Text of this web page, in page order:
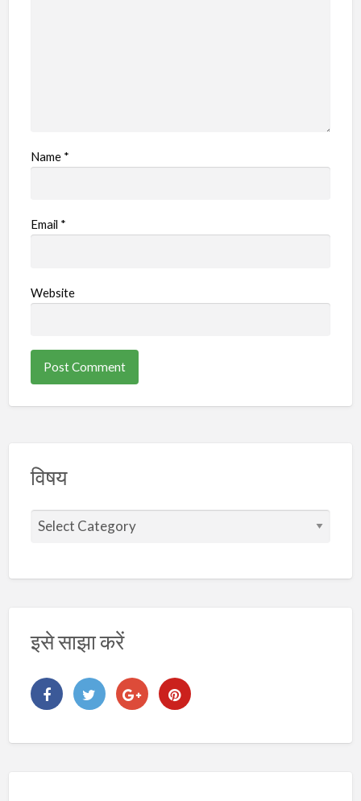
Name *
Email *
Website
विषय
इसे साझा करें